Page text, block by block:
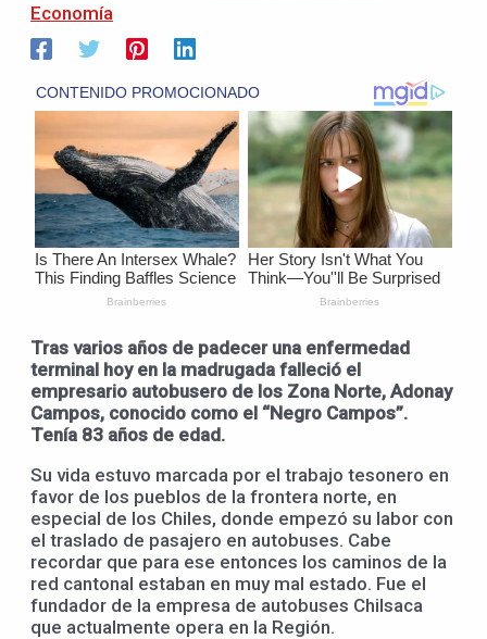
Economía
Tras varios años de padecer una enfermedad
terminal hoy en la madrugada falleció el
empresario autobusero de los Zona Norte, Adonay
Campos, conocido como el “Negro Campos”.
Tenía 83 años de edad.
Su vida estuvo marcada por el trabajo tesonero en
favor de los pueblos de la frontera norte, en
especial de los Chiles, donde empezó su labor con
el traslado de pasajero en autobuses. Cabe
recordar que para ese entonces los caminos de la
red cantonal estaban en muy mal estado. Fue el
fundador de la empresa de autobuses Chilsaca
que actualmente opera en la Región.